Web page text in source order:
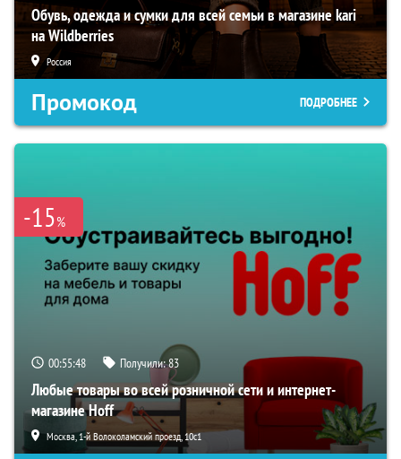
Обувь, одежда и сумки для всей семьи в магазине kari
на Wildberries
Россия
Промокод ПОДРОБНЕЕ
-15%
00:55:47 Получили:83
Любые товары во всей розничной сети и интернет-
магазине Hoff
Москва, 1-й Волоколамский проезд, 10с1